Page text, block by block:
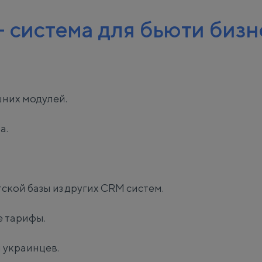
для бьюти
модулей.
базы из других CRM систем.
тарифы.